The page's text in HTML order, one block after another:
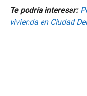
Te podría interesar:
vivienda en Ciudad